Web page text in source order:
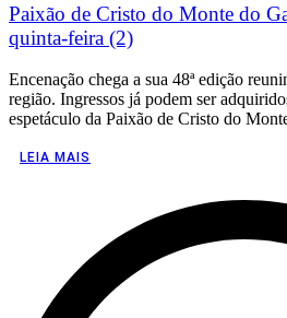
Paixão de Cristo do Monte do
quinta-feira (2)
Encenação chega a sua 48ª edição
região. Ingressos já podem ser
espetáculo da Paixão de Cristo do
LEIA MAIS